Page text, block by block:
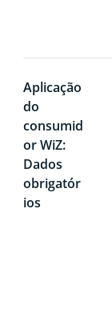
Aplicação
do
consumid
or WiZ:
Dados
obrigatór
ios